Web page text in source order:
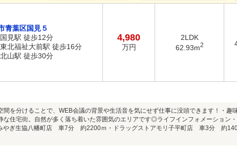
青葉区国見５
国見駅 徒歩12分
東北福祉大前駅 徒歩16分
北山駅 徒歩30分
4,980
万円
2LDK
62.93m2
を分けることで、WEB会議の背景や生活音を気にせず仕事に没頭できます！・趣
住宅街。自然が多く落ち着いた雰囲気のエリアです◎ライフインフォメーション
ぎ生協八幡町店 車7分 約2200ｍ・ドラッグストアモリ子平町店 車3分 約